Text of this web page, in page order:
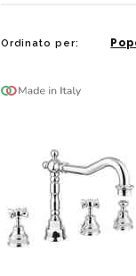
Ordinato per: